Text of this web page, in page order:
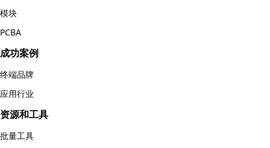
模块
PCBA
成功案例
终端品牌
应用行业
资源和工具
批量工具